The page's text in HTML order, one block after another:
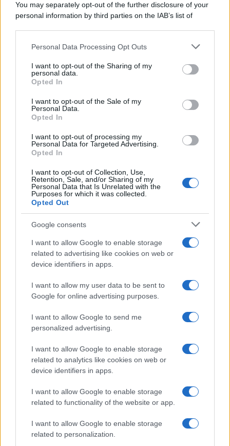
You may separately opt-out of the further disclosure of your
personal information by third parties on the IAB’s list of
This information may also be disclosed by us to third parties
disclose it to other third parties.
Please note that this website/app uses one or more Google
services and may gather and store information including but
not limited to your visit or usage behaviour. You may click to
grant or deny consent to Google and its third-party tags to
consent section.
Personal Data Processing Opt Outs
I want to opt-out of the Sharing of my
personal data.
Opted In
I want to opt-out of the Sale of my
Personal Data.
Opted In
I want to opt-out of processing my
Personal Data for Targeted Advertising.
Opted In
I want to opt-out of Collection, Use,
Retention, Sale, and/or Sharing of my
Personal Data that Is Unrelated with the
Purposes for which it was collected.
Opted Out
Google consents
I want to allow Google to enable storage
related to advertising like cookies on web or
device identifiers in apps.
I want to allow my user data to be sent to
Google for online advertising purposes.
I want to allow Google to send me
personalized advertising.
I want to allow Google to enable storage
related to analytics like cookies on web or
device identifiers in apps.
I want to allow Google to enable storage
related to functionality of the website or app.
I want to allow Google to enable storage
related to personalization.